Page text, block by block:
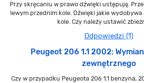
Przy skręcaniu w prawo dźwięki ustępują.
lewym przednim kole. Dźwięki jakie
kole. Czy należy ustawić
Odpowiedzi (1)
Peugeot 206 1.1 2002:
zewnętrznego
Czy w przypadku Peugeota 206 1.1 benzyna,